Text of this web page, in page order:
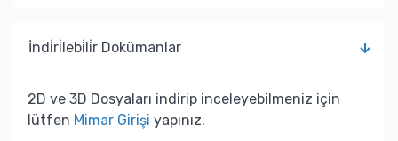
İndi̇ri̇lebi̇li̇r Dokümanlar
2D ve 3D Dosyaları indirip inceleyebilmeniz için
lütfen Mimar Girişi yapınız.